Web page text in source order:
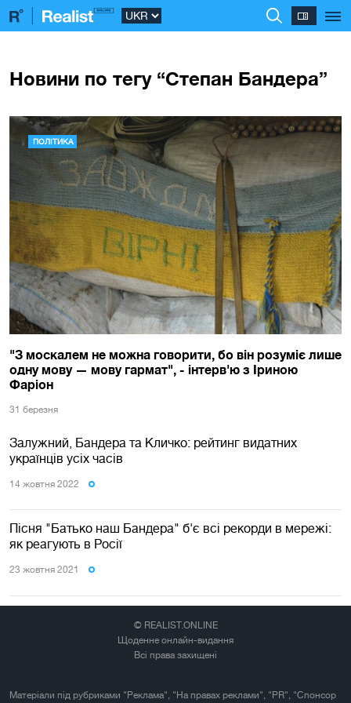
Новини по тегу “Степан Бандера”
ПОЛІТИКА
"З москалем не можна говорити, бо він розуміє лише
одну мову — мову гармат", - інтерв'ю з Іриною
Фаріон
31 березня
Залужний, Бандера та Кличко: рейтинг видатних
українців усіх часів
14 жовтня 2022
Пісня "Батько наш Бандера" б'є всі рекорди в мережі:
як реагують в Росії
23 жовтня 2021
© REALIST.ONLINE
Щоденне онлайн-видання
Всі права захищені
Матеріали під рубриками "Реклама", "На правах реклами", "PR", "Спонсор